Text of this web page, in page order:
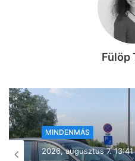
Fülöp
MINDENMÁS